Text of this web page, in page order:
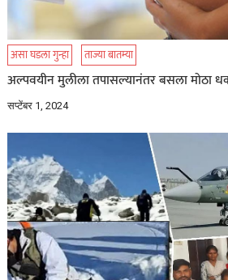
असा घडला गुन्हा ताज्या बातम्या
अल्पवयीन मुलीला तपासल्यानंतर बसला मोठा
सप्टेंबर 1, 2024